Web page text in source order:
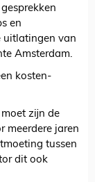
en
uitlatingen van
Amsterdam.
kosten-
zijn de
meerdere jaren
tussen
dit ook